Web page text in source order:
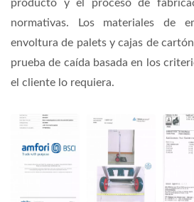
producto y el proceso de
normativas. Los materiales de
envoltura de palets y cajas de
prueba de caída basada en los
el cliente lo requiera.